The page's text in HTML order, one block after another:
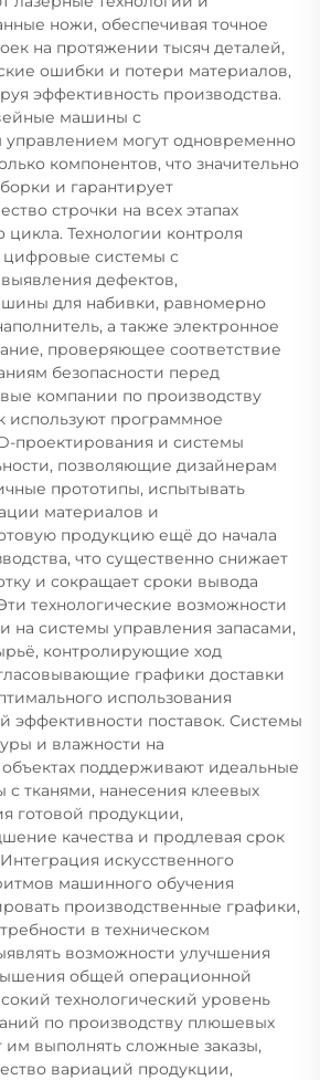
ножи, обеспечивая точное
на протяжении тысяч деталей,
ошибки и потери материалов,
эффективность производства.
машины с
могут одновременно
компонентов, что значительно
и гарантирует
строчки на всех этапах
цикла. Технологии контроля
цифровые системы с
дефектов,
для набивки, равномерно
а также электронное
проверяющее соответствие
безопасности перед
компании по производству
программное
проектирования и системы
позволяющие дизайнерам
прототипы, испытывать
материалов и
продукцию ещё до начала
что существенно снижает
и сокращает сроки вывода
технологические возможности
на системы управления запасами,
контролирующие ход
графики доставки
использования
эффективности поставок. Системы
и влажности на
поддерживают идеальные
с тканями, нанесения клеевых
готовой продукции,
качества и продлевая срок
искусственного
машинного обучения
производственные графики,
в техническом
возможности улучшения
общей операционной
технологический уровень
по производству плюшевых
им выполнять сложные заказы,
вариаций продукции,